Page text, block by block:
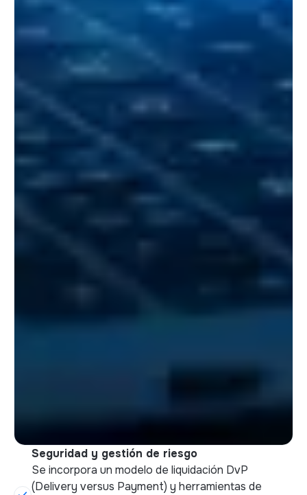
Seguridad y gestión de riesgo
Se incorpora un modelo de liquidación DvP
(Delivery versus Payment) y herramientas de